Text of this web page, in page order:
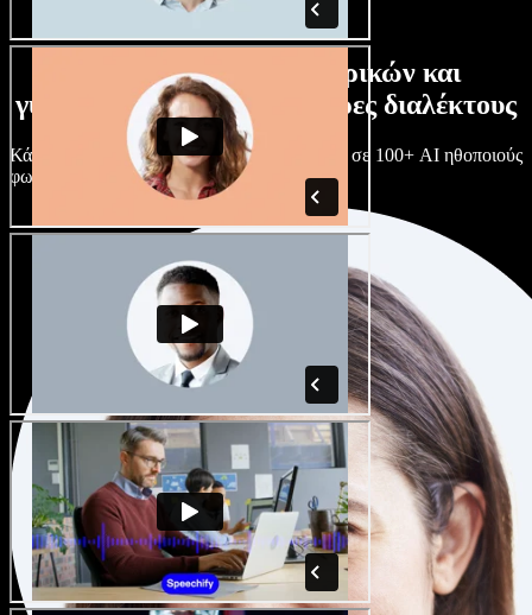
Τεράστια συλλογή ανδρικών και
γυναικείων φωνών με άπειρες διαλέκτους
Κάθε έργο είναι μοναδικό. Διάλεξε ανάμεσα σε 100+ AI ηθοποιούς
φωνής & διαλέκτους και κάν’ τους όπως θες.